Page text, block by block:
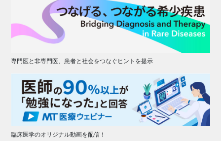
専門医と非専門医、患者と社会をつなぐヒントを提示
臨床医学のオリジナル動画を配信！